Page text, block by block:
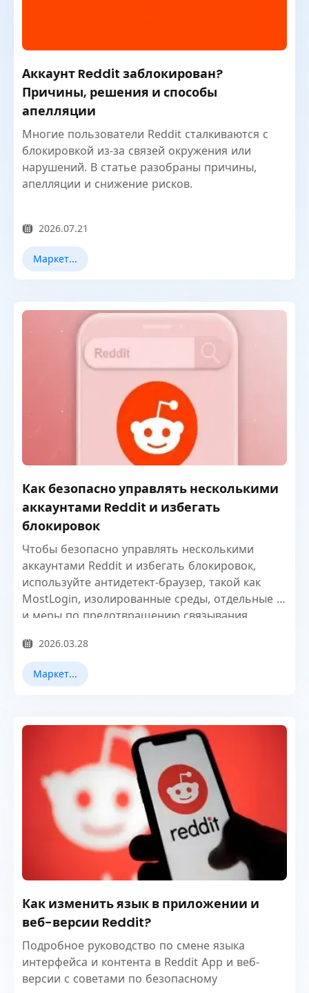
Аккаунт Reddit заблокирован?
Причины, решения и способы
апелляции
Многие пользователи Reddit сталкиваются с
блокировкой из-за связей окружения или
нарушений. В статье разобраны причины,
апелляции и снижение рисков.
2026.07.21
Маркетинг в Reddit
Как безопасно управлять несколькими
аккаунтами Reddit и избегать
блокировок
Чтобы безопасно управлять несколькими
аккаунтами Reddit и избегать блокировок,
используйте антидетект-браузер, такой как
MostLogin, изолированные среды, отдельные IP
и меры по предотвращению связывания
2026.03.28
Маркетинг в Reddit
Как изменить язык в приложении и
веб-версии Reddit?
Подробное руководство по смене языка
интерфейса и контента в Reddit App и веб-
версии с советами по безопасному